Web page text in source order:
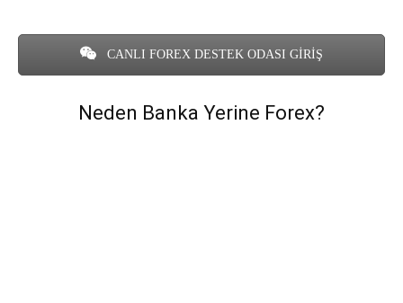
CANLI FOREX DESTEK ODASI GİRİŞ
Neden Banka Yerine Forex?